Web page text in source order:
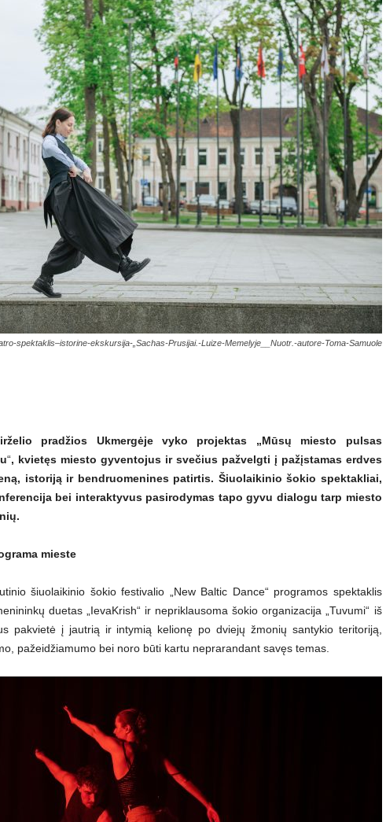
spektaklis–istorine-ekskursija-„Sachas-Prusijai.-Luize-Memelyje__Nuotr.-autore-Toma-Samuole
pradžios Ukmergėje vyko projektas „Mūsų miesto pulsas
“, kvietęs miesto gyventojus ir svečius pažvelgti į pažįstamas erdves
ą, istoriją ir bendruomenines patirtis. Šiuolaikinio šokio spektakliai,
bei interaktyvus pasirodymas tapo gyvu dialogu tarp miesto
ų.
mieste
šiuolaikinio šokio festivalio „New Baltic Dance“ programos spektaklis
duetas „IevaKrish“ ir nepriklausoma šokio organizacija „Tuvumi“ iš
pakvietė į jautrią ir intymią kelionę po dviejų žmonių santykio teritoriją,
pažeidžiamumo bei noro būti kartu neprarandant savęs temas.